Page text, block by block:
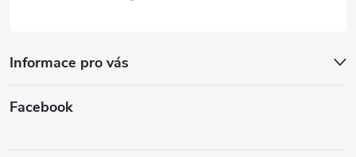
Informace pro vás
Facebook